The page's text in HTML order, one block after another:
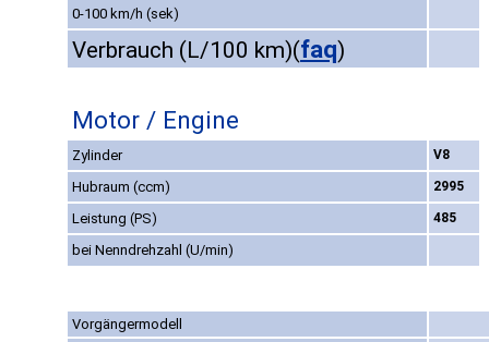
0-100 km/h (sek)
Verbrauch (L/100 km)(faq)
Motor / Engine
Zylinder V8
Hubraum (ccm) 2995
Leistung (PS) 485
bei Nenndrehzahl (U/min)
Vorgängermodell